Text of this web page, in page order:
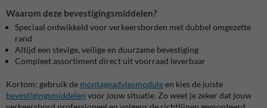
Waarom deze bevestigingsmiddelen?
Speciaal ontwikkeld voor verkeersborden met dubbel omgezette
rand
Altijd een stevige, veilige en duurzame bevestiging
Compleet assortiment direct uit voorraad leverbaar
Kortom: gebruik de montageadviesmoduleen kies de juiste
bevestigingsmiddelen voor jouw situatie. Zo weet je zeker dat jouw